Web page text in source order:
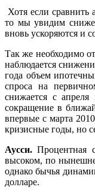
Хотя если сравнить
то мы увидим
вновь ускоряются и
Так же необходимо
наблюдается
года объем
спроса на
снижается с
сокращение в
впервые с марта
кризисные годы, но
Аусси. Процентная
высоком, по
однако бычья
долларе.